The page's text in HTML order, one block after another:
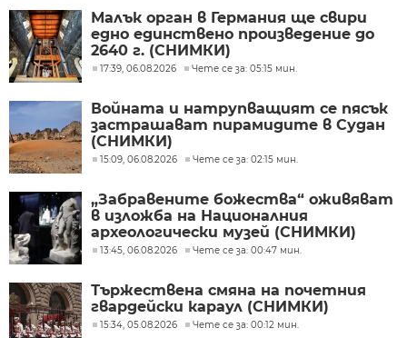
Малък орган в Германия ще свири
едно единствено произведение до
2640 г. (СНИМКИ)
17:39, 06.08.2026 Чете се за: 05:15 мин.
Войната и натрупващият се пясък
застрашават пирамидите в Судан
(СНИМКИ)
15:09, 06.08.2026 Чете се за: 02:15 мин.
„Забравените божества“ оживяват
в изложба на Националния
археологически музей (СНИМКИ)
13:45, 06.08.2026 Чете се за: 00:47 мин.
Тържествена смяна на почетния
гвардейски караул (СНИМКИ)
15:34, 05.08.2026 Чете се за: 00:12 мин.